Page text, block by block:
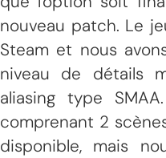
nouveau patch. Le
Steam et nous
niveau de détails
aliasing type
comprenant 2
disponible, mais